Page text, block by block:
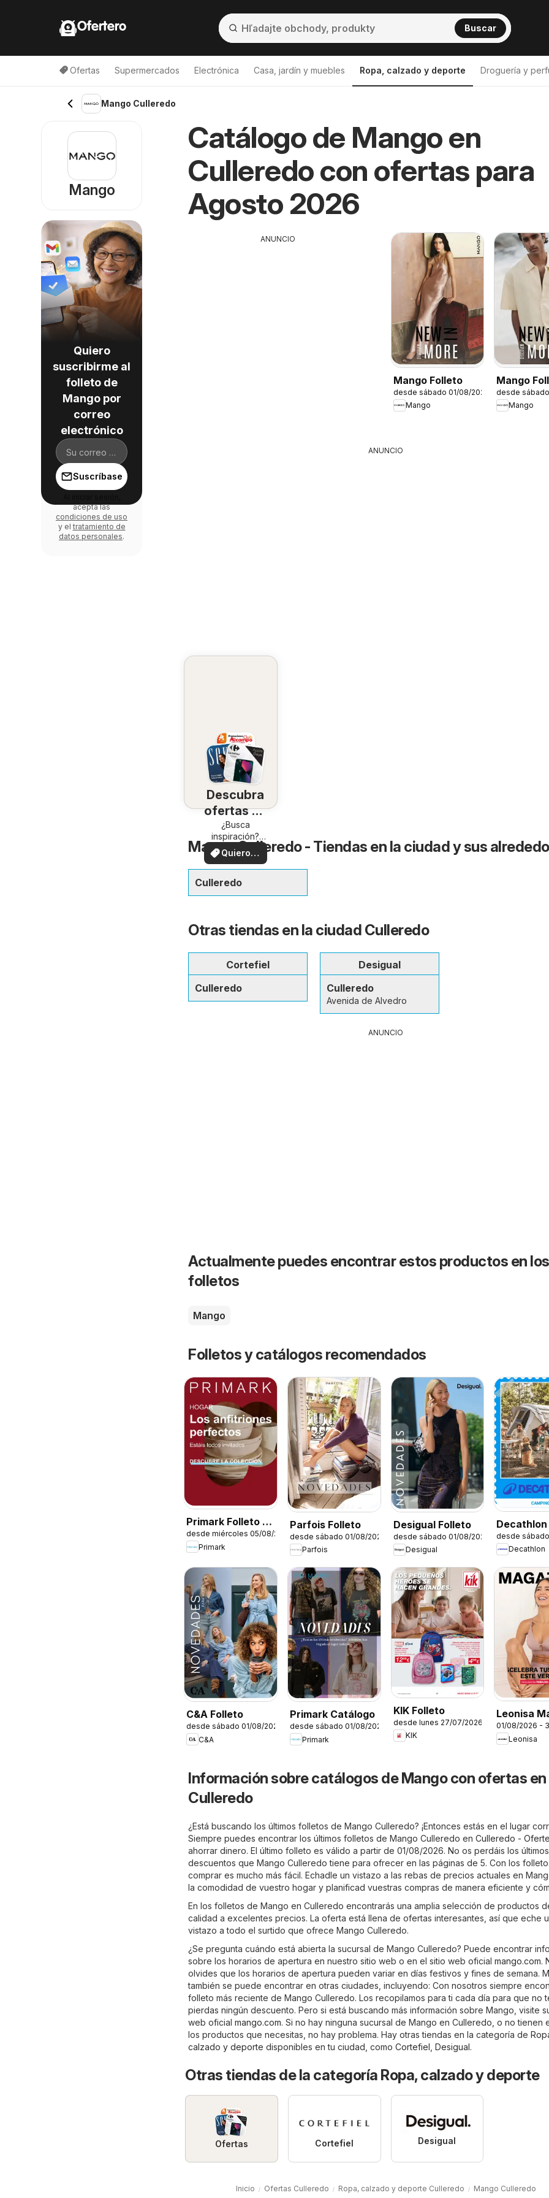
Ofertero Buscar
Ofertas Supermercados Electrónica Casa, jardín y muebles Ropa, calzado y deporte Droguería y
Mango Culleredo
Catálogo de Mango en
Culleredo con ofertas para
Agosto 2026
ANUNCIO
Mango Folleto
desde sábado 01/08/2026
Mango
Mango
desde
Mango
ANUNCIO
Descubra
ofertas en
su zona
¿Busca
inspiración?
¡Vea las ofertas
en su zona!
Quiero
ver
Mango Culleredo - Tiendas en la ciudad y sus
Culleredo
Otras tiendas en la ciudad Culleredo
Cortefiel
Culleredo
Desigual
Culleredo
Avenida de Alvedro
ANUNCIO
Actualmente puedes encontrar estos productos en los
folletos
Mango
Folletos y catálogos recomendados
Primark Folleto -
Hogar
desde miércoles 05/08/2026
Primark
Parfois Folleto
desde sábado 01/08/2026
Parfois
Desigual Folleto
desde sábado 01/08/2026
Desigual
estacional
desde
Decathlon
C&A Folleto
desde sábado 01/08/2026
C&A
Primark Catálogo
desde sábado 01/08/2026
Primark
KIK Folleto
desde lunes 27/07/2026
KIK
Leonisa
01/08/2026 -
Leonisa
Información sobre catálogos de Mango con ofertas en
Culleredo
¿Está buscando los últimos folletos de Mango Culleredo? ¡Entonces estás en el lugar
Siempre puedes encontrar los últimos folletos de Mango Culleredo en Culleredo -
ahorrar dinero. El último folleto es válido a partir de 01/08/2026. No os perdáis los últimos
descuentos que Mango Culleredo tiene para ofrecer en las páginas de 5. Con los
comprar es mucho más fácil. Echadle un vistazo a las rebas de precios actuales en
la comodidad de vuestro hogar y planificad vuestras compras de manera eficiente y
En los folletos de Mango en Culleredo encontrarás una amplia selección de productos
calidad a excelentes precios. La oferta está llena de ofertas interesantes, así que eche
vistazo a todo el surtido que ofrece Mango Culleredo.
¿Se pregunta cuándo está abierta la sucursal de Mango Culleredo? Puede encontrar
sobre los horarios de apertura en nuestro sitio web o en el sitio web oficial mango.com.
olvides que los horarios de apertura pueden variar en días festivos y fines de semana.
también se puede encontrar en otras ciudades, incluyendo: Con nosotros siempre
folleto más reciente de Mango Culleredo. Los recopilamos para ti cada día para que no
pierdas ningún descuento. Pero si está buscando más información sobre Mango, visite
web oficial mango.com. Si no hay ninguna sucursal de Mango en Culleredo, o no tienen
los productos que necesitas, no hay problema. Hay otras tiendas en la categoría de
calzado y deporte disponibles en tu ciudad, como Cortefiel Desigual.
Otras tiendas de la categoría Ropa, calzado y deporte
Ofertas Cortefiel Desigual
Inicio Ofertas Culleredo Ropa, calzado y deporte Culleredo Mango Culleredo
Mango
Quiero
suscribirme al
folleto de
Mango por
correo
electrónico
Suscríbase
acepta las
condiciones de uso
y el tratamiento de
datos personales.